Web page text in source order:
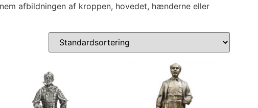
afbildningen af kroppen, hovedet, hænderne eller